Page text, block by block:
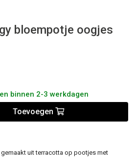
bloempotje oogjes
binnen 2-3 werkdagen
Toevoegen
uit terracotta op pootjes met